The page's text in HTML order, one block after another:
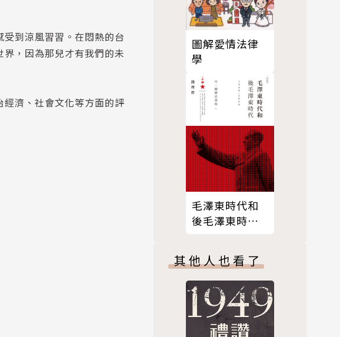
到涼風習習。在悶熱的台
，因為那兒才有我們的未
濟、社會文化等方面的評
圖解愛情法律
學
毛澤東時代和
後毛澤東時代
種歷史書寫
（上）
其他人也看了